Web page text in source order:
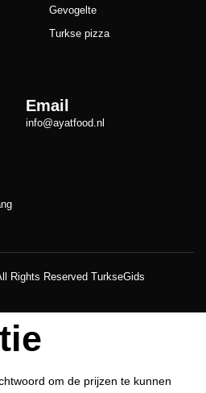
Gevogelte
Turkse pizza
Email
info@ayatfood.nl
Rights Reserved TurkseGids
om de prijzen te kunnen